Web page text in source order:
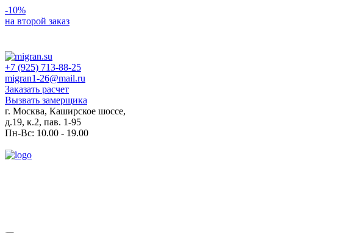
-10%
на второй заказ
+7 (925) 713-88-25
migran1-26@mail.ru
Заказать расчет
Вызвать замерщика
г. Москва, Каширское шоссе,
д.19, к.2, пав. 1-95
Пн-Вс: 10.00 - 19.00